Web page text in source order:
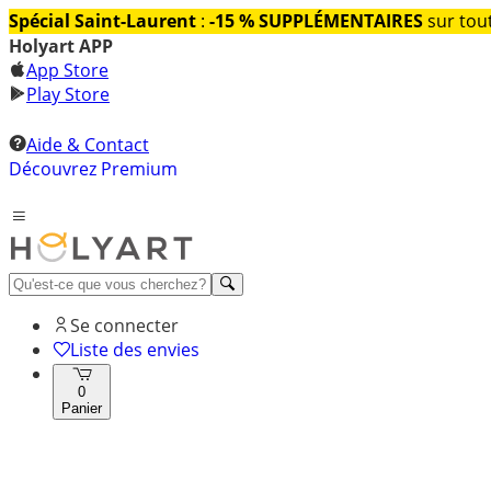
Spécial Saint-Laurent : -15 % SUPPLÉMENTAIRESsur
Holyart APP
App Store
Play Store
Aide & Contact
Découvrez Premium
Se connecter
Liste des envies
0
Panier